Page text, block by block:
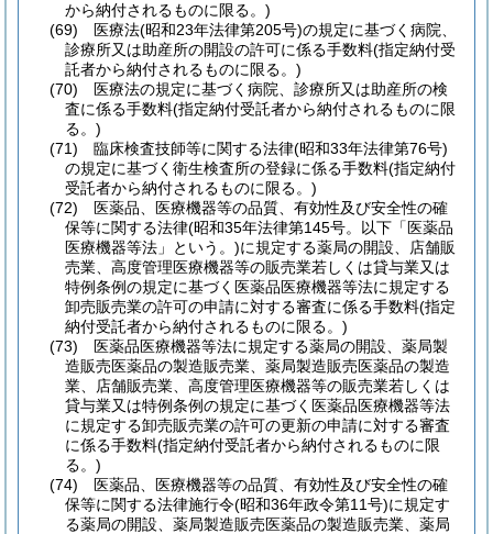
から納付されるものに限る。)
(69)
医療法(昭和23年法律第205号)の規定に基づく病院、
診療所又は助産所の開設の許可に係る手数料(指定納付受
託者から納付されるものに限る。)
(70)
医療法の規定に基づく病院、診療所又は助産所の検
査に係る手数料(指定納付受託者から納付されるものに限
る。)
(71)
臨床検査技師等に関する法律(昭和33年法律第76号)
の規定に基づく衛生検査所の登録に係る手数料(指定納付
受託者から納付されるものに限る。)
(72)
医薬品、医療機器等の品質、有効性及び安全性の確
保等に関する法律(昭和35年法律第145号。以下「医薬品
医療機器等法」という。)に規定する薬局の開設、店舗販
売業、高度管理医療機器等の販売業若しくは貸与業又は
特例条例の規定に基づく医薬品医療機器等法に規定する
卸売販売業の許可の申請に対する審査に係る手数料(指定
納付受託者から納付されるものに限る。)
(73)
医薬品医療機器等法に規定する薬局の開設、薬局製
造販売医薬品の製造販売業、薬局製造販売医薬品の製造
業、店舗販売業、高度管理医療機器等の販売業若しくは
貸与業又は特例条例の規定に基づく医薬品医療機器等法
に規定する卸売販売業の許可の更新の申請に対する審査
に係る手数料(指定納付受託者から納付されるものに限
る。)
(74)
医薬品、医療機器等の品質、有効性及び安全性の確
保等に関する法律施行令(昭和36年政令第11号)に規定す
る薬局の開設、薬局製造販売医薬品の製造販売業、薬局